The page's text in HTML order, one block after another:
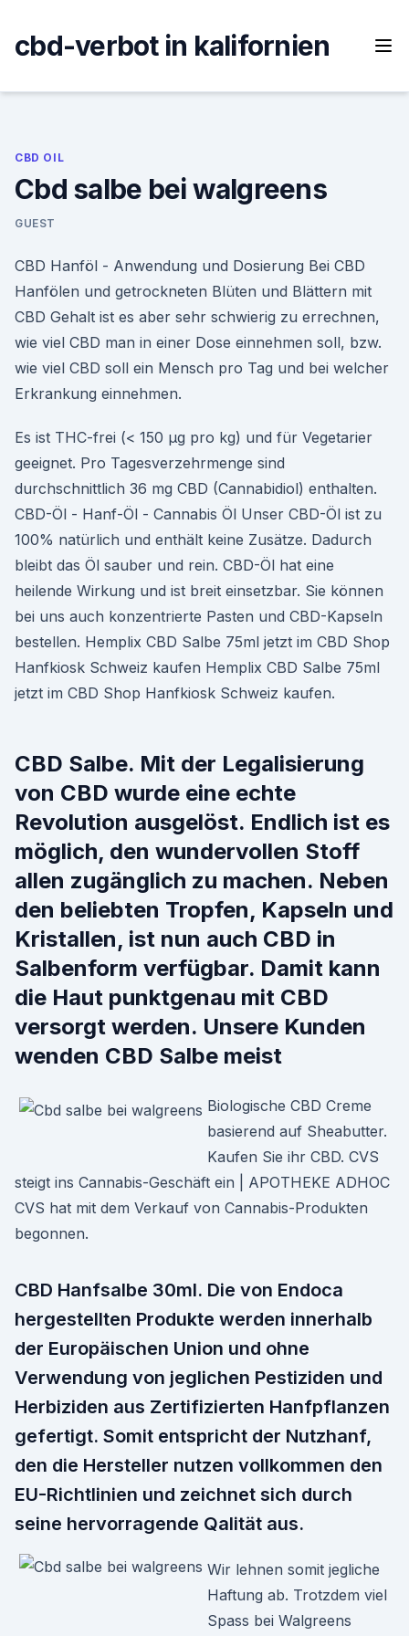
content
cbd-verbot in kalifornien
CBD OIL
Cbd salbe bei walgreens
GUEST
CBD Hanföl - Anwendung und Dosierung Bei CBD
Hanfölen und getrockneten Blüten und Blättern mit
CBD Gehalt ist es aber sehr schwierig zu errechnen,
wie viel CBD man in einer Dose einnehmen soll, bzw.
wie viel CBD soll ein Mensch pro Tag und bei welcher
Erkrankung einnehmen.
Es ist THC-frei (< 150 µg pro kg) und für Vegetarier
geeignet. Pro Tagesverzehrmenge sind
durchschnittlich 36 mg CBD (Cannabidiol) enthalten.
CBD-Öl - Hanf-Öl - Cannabis Öl Unser CBD-Öl ist zu
100% natürlich und enthält keine Zusätze. Dadurch
bleibt das Öl sauber und rein. CBD-Öl hat eine
heilende Wirkung und ist breit einsetzbar. Sie können
bei uns auch konzentrierte Pasten und CBD-Kapseln
bestellen. Hemplix CBD Salbe 75ml jetzt im CBD Shop
Hanfkiosk Schweiz kaufen Hemplix CBD Salbe 75ml
jetzt im CBD Shop Hanfkiosk Schweiz kaufen.
CBD Salbe. Mit der Legalisierung
von CBD wurde eine echte
Revolution ausgelöst. Endlich ist es
möglich, den wundervollen Stoff
allen zugänglich zu machen. Neben
den beliebten Tropfen, Kapseln und
Kristallen, ist nun auch CBD in
Salbenform verfügbar. Damit kann
die Haut punktgenau mit CBD
versorgt werden. Unsere Kunden
wenden CBD Salbe meist
Biologische CBD Creme
basierend auf Sheabutter.
Kaufen Sie ihr CBD. CVS
steigt ins Cannabis-Geschäft ein | APOTHEKE ADHOC
CVS hat mit dem Verkauf von Cannabis-Produkten
begonnen.
CBD Hanfsalbe 30ml. Die von Endoca
hergestellten Produkte werden innerhalb
der Europäischen Union und ohne
Verwendung von jeglichen Pestiziden und
Herbiziden aus Zertifizierten Hanfpflanzen
gefertigt. Somit entspricht der Nutzhanf,
den die Hersteller nutzen vollkommen den
EU-Richtlinien und zeichnet sich durch
seine hervorragende Qalität aus.
Wir lehnen somit jegliche
Haftung ab. Trotzdem viel
Spass bei Walgreens